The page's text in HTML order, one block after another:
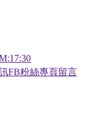
FB粉絲專頁留言